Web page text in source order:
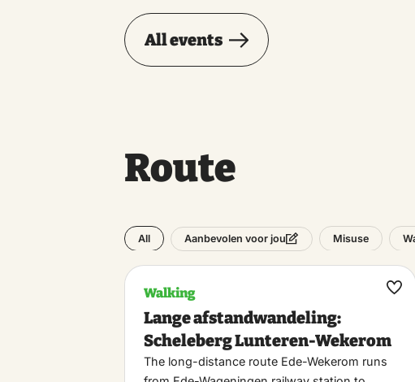
All events
Route
All Aanbevolen voor jou Misuse
Walking
Lange afstandwandeling:
Scheleberg Lunteren-Wekerom
The long-distance route Ede-Wekerom runs